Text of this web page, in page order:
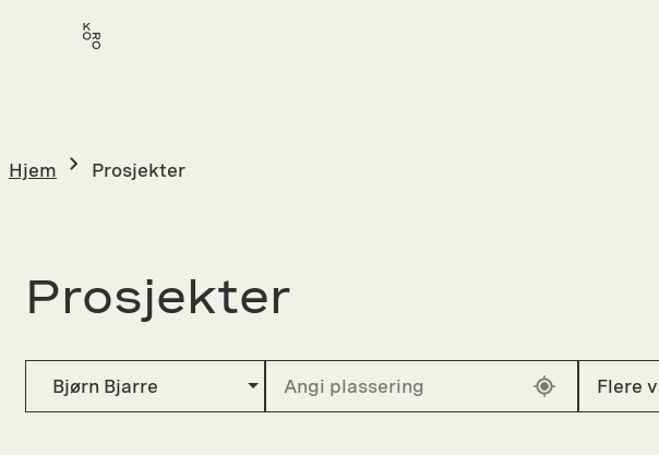
Hjem Prosjekter
Prosjekter
Bjørn Bjarre Flere